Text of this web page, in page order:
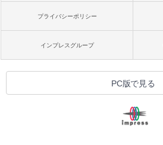
プライバシーポリシー
インプレスグループ
PC版で見る